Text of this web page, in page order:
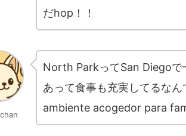
だhop！！
North ParkってSan Diegoで
あって食事も充実してるな
ambiente acogedor para